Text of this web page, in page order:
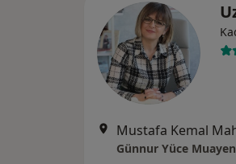
Günnur Yüce